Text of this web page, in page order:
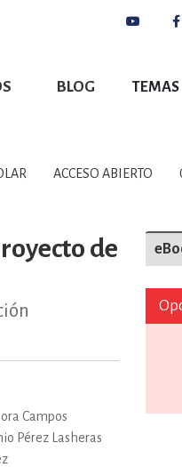
BLOG TEMAS
ACCESO ABIERTO
de
Campos
Pérez Lasheras